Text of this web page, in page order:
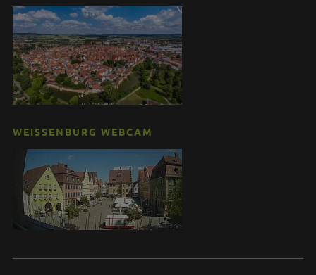
WEISSENBURG WEBCAM